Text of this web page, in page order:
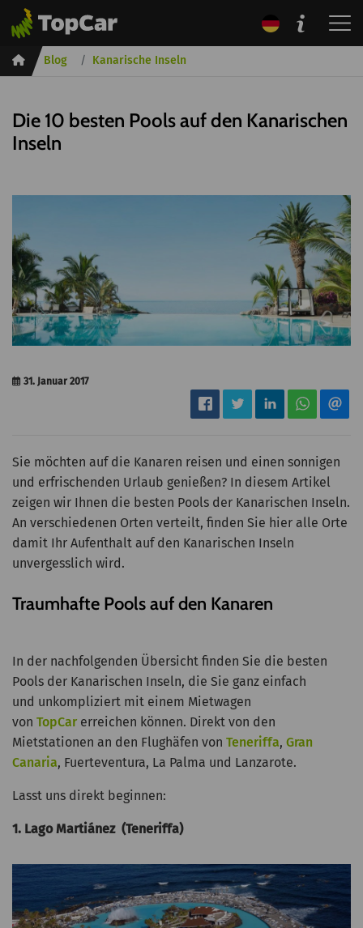
InicioBlog Kanarische Inseln
Die 10 besten Pools auf den Kanarischen
Inseln
31. Januar 2017
Sie möchten auf die Kanaren reisen und einen sonnigen
und erfrischenden Urlaub genießen? In diesem Artikel
zeigen wir Ihnen die besten Pools der Kanarischen Inseln.
An verschiedenen Orten verteilt, finden Sie hier alle Orte
damit Ihr Aufenthalt auf den Kanarischen Inseln
unvergesslich wird.
Traumhafte Pools auf den Kanaren
In der nachfolgenden Übersicht finden Sie die besten
Pools der Kanarischen Inseln, die Sie ganz einfach
und unkompliziert mit einem Mietwagen
von TopCar erreichen können. Direkt von den
Mietstationen an den Flughäfen von Teneriffa, Gran
Canaria, Fuerteventura, La Palma und Lanzarote.
Lasst uns direkt beginnen:
1. Lago Martiánez (Teneriffa)